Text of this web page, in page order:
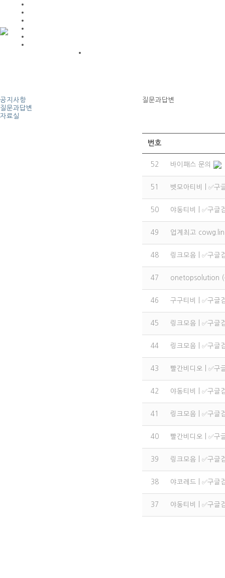
공지사항
질문과답변
자료실
질문과답변
번호
52 바이패스 문의
51 벳모아티비 | ✅구
50 야동티비 | ✅구글
49 업계최고
48 링크모음 | ✅구글
47 onetopsolution
46 구구티비 | ✅구글
45 링크모음 | ✅구글
44 링크모음 | ✅구글
43 빨간비디오 | ✅구
42 야동티비 | ✅구글
41 링크모음 | ✅구글
40 빨간비디오 | ✅
39 링크모음 | ✅구글
38 야코레드 | ✅구글
37 야동티비 | ✅구글